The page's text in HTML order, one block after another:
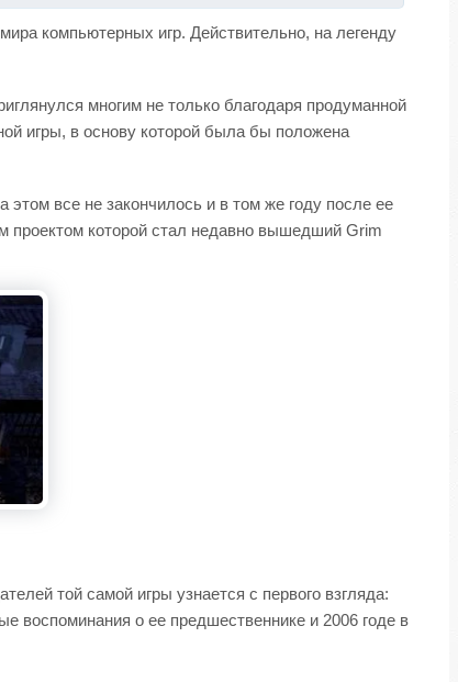
компьютерных игр. Действительно, на легенду
многим не только благодаря продуманной
игры, в основу которой была бы положена
этом все не закончилось и в том же году после ее
проектом которой стал недавно вышедший Grim
той самой игры узнается с первого взгляда:
воспоминания о ее предшественнике и 2006 годе в